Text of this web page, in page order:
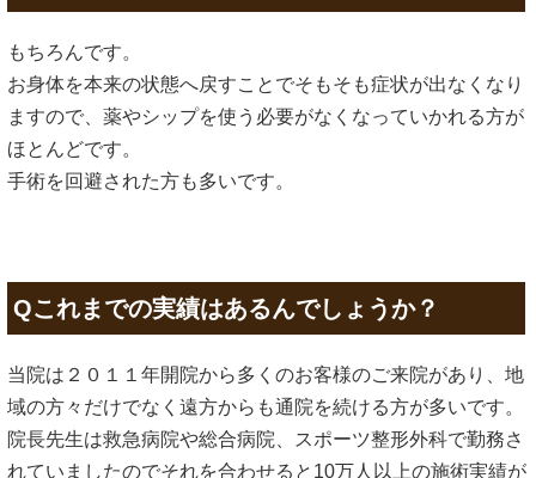
もちろんです。
お身体を本来の状態へ戻すことでそもそも症状が出なくなり
ますので、薬やシップを使う必要がなくなっていかれる方が
ほとんどです。
手術を回避された方も多いです。
Qこれまでの実績はあるんでしょうか？
当院は２０１１年開院から多くのお客様のご来院があり、地
域の方々だけでなく遠方からも通院を続ける方が多いです。
院長先生は救急病院や総合病院、スポーツ整形外科で勤務さ
れていましたのでそれを合わせると10万人以上の施術実績が